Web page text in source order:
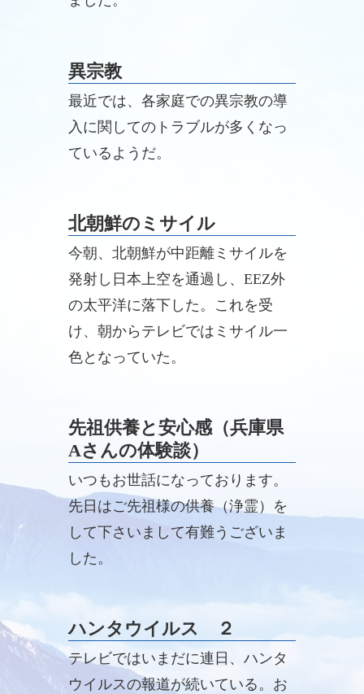
異宗教
最近では、各家庭での異宗教の導
入に関してのトラブルが多くなっ
ているようだ。
北朝鮮のミサイル
今朝、北朝鮮が中距離ミサイルを
発射し日本上空を通過し、EEZ外
の太平洋に落下した。これを受
け、朝からテレビではミサイル一
色となっていた。
先祖供養と安心感（兵庫県
Aさんの体験談）
いつもお世話になっております。
先日はご先祖様の供養（浄霊）を
して下さいまして有難うございま
した。
ハンタウイルス ２
テレビではいまだに連日、ハンタ
ウイルスの報道が続いている。お